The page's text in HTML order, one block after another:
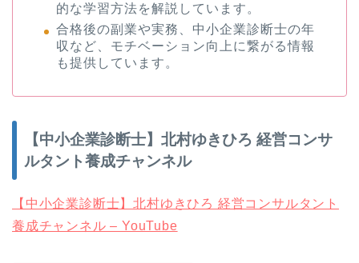
的な学習方法を解説しています。
合格後の副業や実務、中小企業診断士の年
収など、モチベーション向上に繋がる情報
も提供しています。
【中小企業診断士】北村ゆきひろ 経営コンサ
ルタント養成チャンネル
【中小企業診断士】北村ゆきひろ 経営コンサルタント
養成チャンネル – YouTube